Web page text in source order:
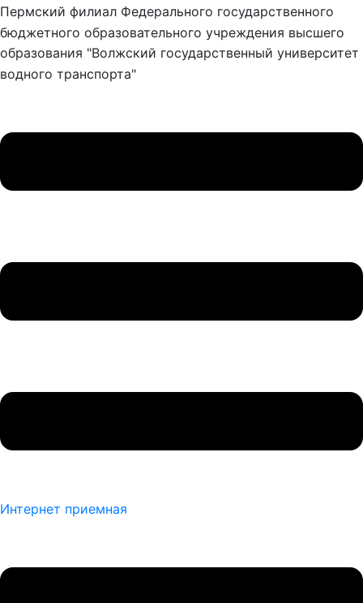
Пермский филиал Федерального государственного
бюджетного образовательного учреждения высшего
образования "Волжский государственный университет
водного транспорта"
Интернет приемная